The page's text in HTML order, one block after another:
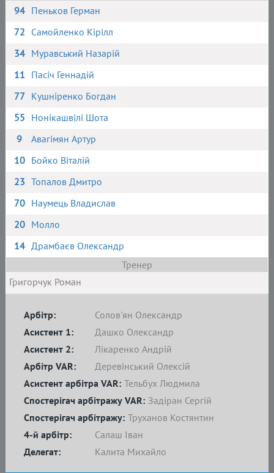
94 Пеньков Герман
72 Самойленко Кірілл
34 Муравський Назарій
11 Пасіч Геннадій
77 Кушніренко Богдан
55 Нонікашвілі Шота
9
Авагімян Артур
10 Бойко Віталій
23 Топалов Дмитро
70 Наумець Владислав
20 Молло
14 Драмбаєв Олександр
Тренер
Григорчук Роман
Арбітр:
Солов'ян Олександр
Асистент 1:
Дашко Олександр
Асистент 2:
Лікаренко Андрій
4-й арбітр:
Салаш Іван
Делегат:
Калита Михайло
Спостерігач арбітражу: Труханов Костянтин
Арбітр VAR:
Деревінський Олексій
Асистент арбітра VAR: Тельбух Людмила
Спостерігач арбітражу VAR: Задіран Сергій